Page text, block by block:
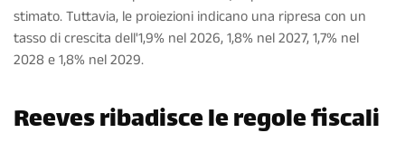
stimato. Tuttavia, le proiezioni indicano una ripresa con un
tasso di crescita dell'1,9% nel 2026, 1,8% nel 2027, 1,7% nel
2028 e 1,8% nel 2029.
Reeves ribadisce le regole fiscali